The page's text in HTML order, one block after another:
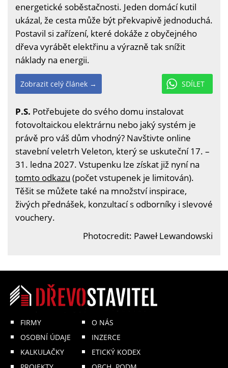
energetické soběstačnosti. Jeden domácí kutil
ukázal, že cesta může být překvapivě jednoduchá.
Postavil si zařízení, které dokáže z obyčejného
dřeva vyrábět elektřinu a výrazně tak snížit
náklady na energii.
SDÍLET
Zobrazit celý článek →
P.S. Potřebujete do svého domu instalovat
fotovoltaickou elektrárnu nebo jaký systém je
právě pro váš dům vhodný? Navštivte online
stavební veletrh Veleton, který se uskuteční 17. –
31. ledna 2027. Vstupenku lze získat již nyní na
tomto odkazu (počet vstupenek je limitován).
Těšit se můžete také na množství inspirace,
živých přednášek, konzultací s odborníky i slevové
vouchery.
Photocredit: Paweł Lewandowski
FIRMY
OSOBNÍ ÚDAJE
KALKULAČKY
O NÁS
INZERCE
ETICKÝ KODEX